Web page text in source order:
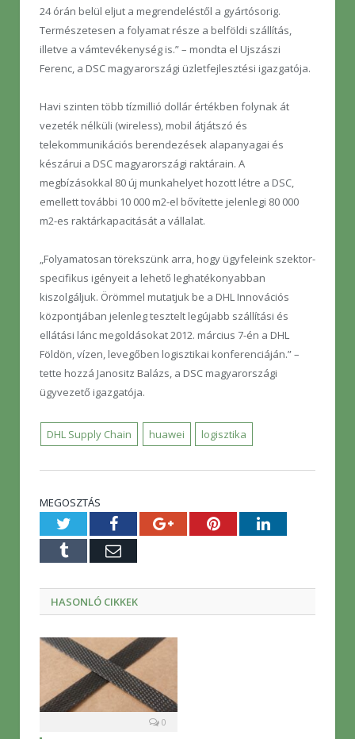
24 órán belül eljut a megrendeléstől a gyártósorig.
Természetesen a folyamat része a belföldi szállítás,
illetve a vámtevékenység is.” – mondta el Ujszászi
Ferenc, a DSC magyarországi üzletfejlesztési igazgatója.
Havi szinten több tízmillió dollár értékben folynak át
vezeték nélküli (wireless), mobil átjátszó és
telekommunikációs berendezések alapanyagai és
készárui a DSC magyarországi raktárain. A
megbízásokkal 80 új munkahelyet hozott létre a DSC,
emellett további 10 000 m2-el bővítette jelenlegi 80 000
m2-es raktárkapacitását a vállalat.
„Folyamatosan törekszünk arra, hogy ügyfeleink szektor-
specifikus igényeit a lehető leghatékonyabban
kiszolgáljuk. Örömmel mutatjuk be a DHL Innovációs
központjában jelenleg tesztelt legújabb szállítási és
ellátási lánc megoldásokat 2012. március 7-én a DHL
Földön, vízen, levegőben logisztikai konferenciáján.” –
tette hozzá Janositz Balázs, a DSC magyarországi
ügyvezető igazgatója.
DHL Supply Chain huawei logisztika
MEGOSZTÁS
TwitterFacebookGoogle+PinterestLinkedIn
Tumblr E-
HASONLÓ CIKKEK
0